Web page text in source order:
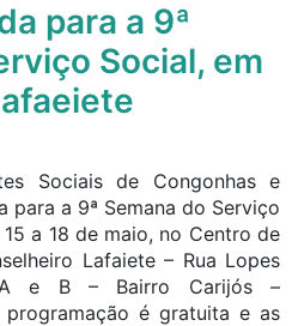
para a 9ª
Social, em
Sociais de Congonhas e
para a 9ª Semana do Serviço
a 18 de maio, no Centro de
Lafaiete – Rua Lopes
A e B – Bairro Carijós –
programação é gratuita e as